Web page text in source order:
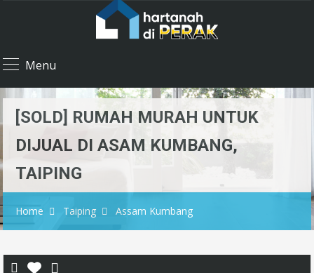
Menu
[SOLD] RUMAH MURAH UNTUK
DIJUAL DI ASAM KUMBANG,
TAIPING
Home Taiping Assam Kumbang